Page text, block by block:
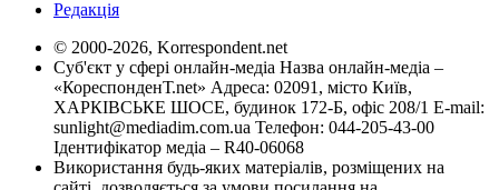
Редакція
© 2000-2026, Korrespondent.net
Суб'єкт у сфері онлайн-медіа Назва онлайн-медіа –
«КореспонденТ.net» Адреса: 02091, місто Київ,
ХАРКІВСЬКЕ ШОСЕ, будинок 172-Б, офіс 208/1 E-mail:
sunlight@mediadim.com.ua Телефон: 044-205-43-00
Ідентифікатор медіа – R40-06068
Використання будь-яких матеріалів, розміщених на